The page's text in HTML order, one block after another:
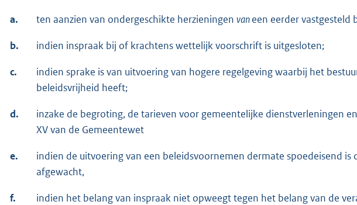
a. ten aanzien van ondergeschikte herzieningen vaneen eerder vastgesteld
b. indien inspraak bij of krachtens wettelijk voorschrift is uitgesloten;
c.
indien sprake is van uitvoering van hogere regelgeving waarbij het
beleidsvrijheid heeft;
d.
inzake de begroting, de tarieven voor gemeentelijke dienstverleningen
XV van de Gemeentewet
e.
indien de uitvoering van een beleidsvoornemen dermate spoedeisend
afgewacht,
f.
indien het belang van inspraak niet opweegt tegen het belang van de